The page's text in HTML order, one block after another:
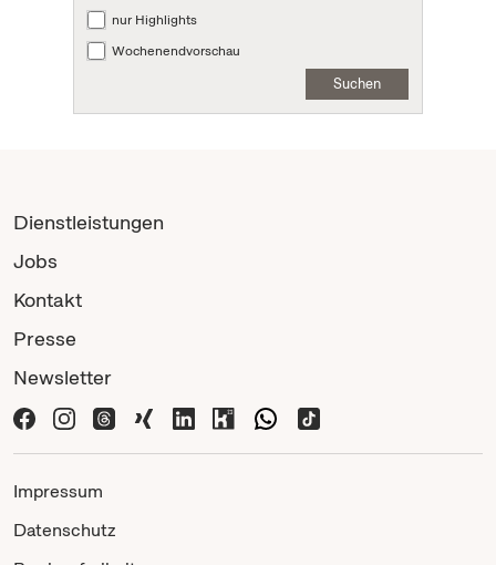
nur Highlights
Wochenendvorschau
Suchen
Dienstleistungen
Jobs
Kontakt
Presse
Newsletter
Impressum
Datenschutz